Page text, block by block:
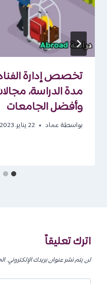
تخصص إدارة
مدة الدراسة،
وأفضل الجامعات
بواسطة عماد 22 يناير، 2023
اترك تعليقاً
لن يتم نشر عنوان بريدك الإلكتروني.